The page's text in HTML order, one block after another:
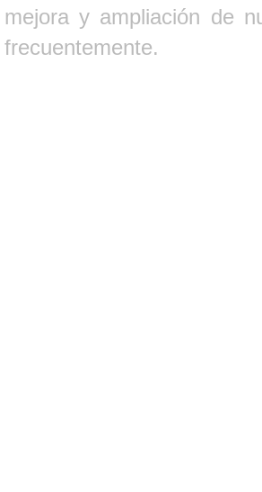
mejora y ampliación de
frecuentemente.